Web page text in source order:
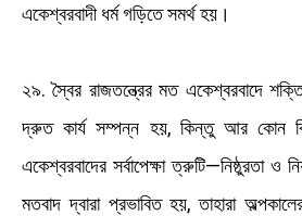
একেশ্বরবাদী ধর্ম গড়িতে সমর্থ হয়।
২৯. স্বৈর রাজতন্ত্রের মত একেশ্বরবাদে
দ্রুত কার্য সম্পন্ন হয়, কিন্তু আর কোন
একেশ্বরবাদের সর্বাপেক্ষা ত্রুটি—নিষ্ঠুরতা
মতবাদ দ্বারা প্রভাবিত হয়, তাহারা